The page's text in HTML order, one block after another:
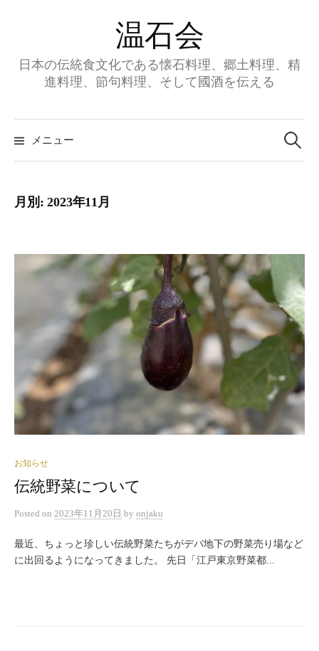
ン
キ
ッ
温石会
日本の伝統食文化である懐石料理、郷土料理、精
進料理、節句料理、そして國酒を伝える
メニュー 検
月別: 2023年11月
お知らせ
伝統野菜について
Posted on 2023年11月20日 by onjaku
最近、ちょっと珍しい伝統野菜たちがデパ地下の野菜売り場など
に出回るようになってきました。 先日「江戸東京野菜都...